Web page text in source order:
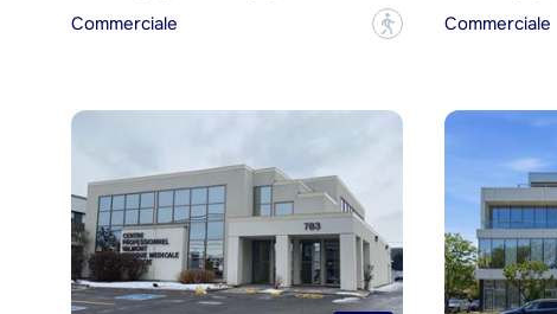
Commerciale
?
Commerciale